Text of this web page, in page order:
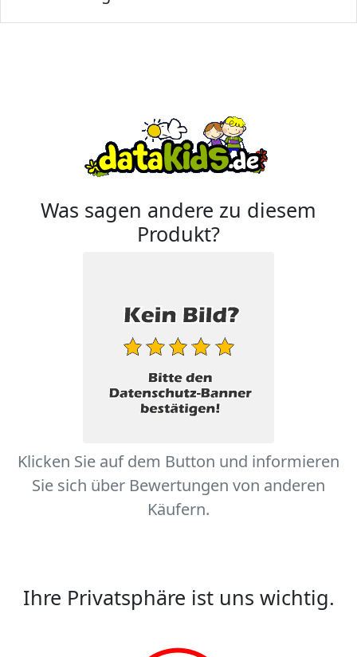
Was sagen andere zu diesem
Produkt?
Klicken Sie auf dem Button und informieren
Sie sich über Bewertungen von anderen
Käufern.
Ihre Privatsphäre ist uns wichtig.